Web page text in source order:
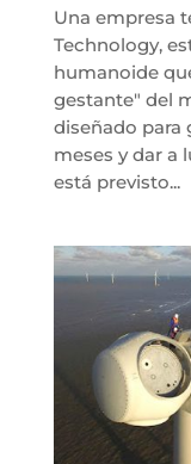
Una empresa
Technology,
humanoide
gestante" del
diseñado para
meses y dar a
está previsto...